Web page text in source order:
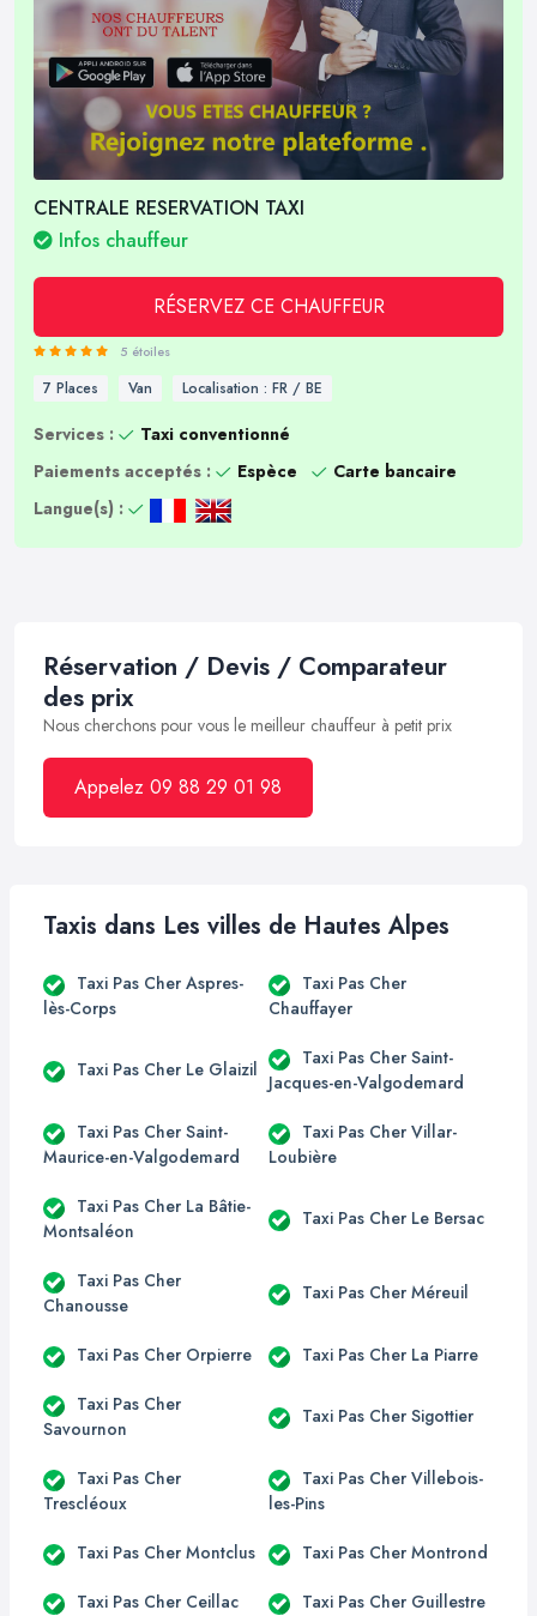
CENTRALE RESERVATION TAXI
Infos chauffeur
RÉSERVEZ CE CHAUFFEUR
5 étoiles
7 Places Van Localisation : FR / BE
Services :
Taxi conventionné
Paiements acceptés :
Espèce
Carte bancaire
Langue(s) :
Réservation / Devis / Comparateur
des prix
Nous cherchons pour vous le meilleur chauffeur à petit prix
Appelez 09 88 29 01 98
Taxis dans Les villes de Hautes Alpes
Taxi Pas Cher Aspres-
lès-Corps
Taxi Pas Cher
Chauffayer
Taxi Pas Cher Le Glaizil
Taxi Pas Cher Saint-
Jacques-en-Valgodemard
Taxi Pas Cher Saint-
Maurice-en-Valgodemard
Taxi Pas Cher Villar-
Loubière
Taxi Pas Cher La Bâtie-
Montsaléon
Taxi Pas Cher Le Bersac
Taxi Pas Cher
Chanousse
Taxi Pas Cher Méreuil
Taxi Pas Cher Orpierre Taxi Pas Cher La Piarre
Taxi Pas Cher
Savournon
Taxi Pas Cher Sigottier
Taxi Pas Cher
Trescléoux
Taxi Pas Cher Villebois-
les-Pins
Taxi Pas Cher Montclus Taxi Pas Cher Montrond
Taxi Pas Cher Ceillac Taxi Pas Cher Guillestre